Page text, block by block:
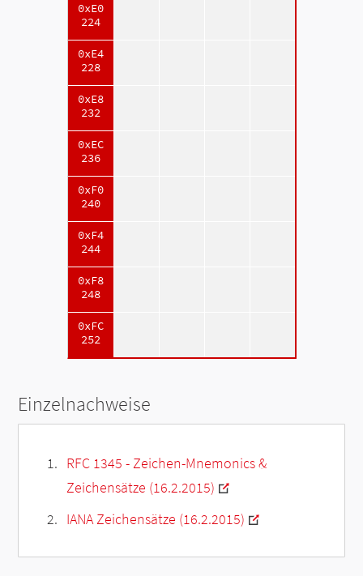
0xE0
224
0xE4
228
0xE8
232
0xEC
236
0xF0
240
0xF4
244
0xF8
248
0xFC
252
Einzelnachweise
RFC 1345 - Zeichen-Mnemonics &
Zeichensätze (16.2.2015)
IANA Zeichensätze (16.2.2015)